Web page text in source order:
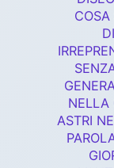
COSA
NELLA
ASTRI